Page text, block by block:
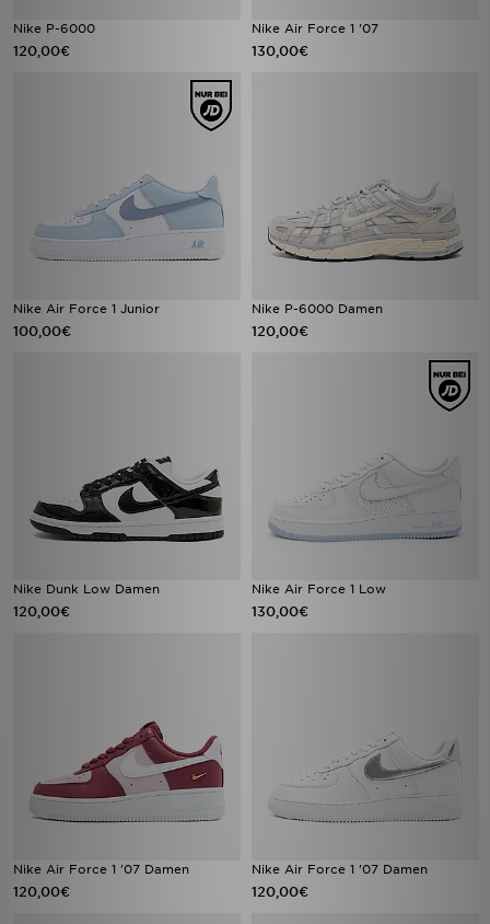
Nike P-6000
120,00€
Nike Air Force 1 '07
130,00€
Nike Air Force 1 Junior
100,00€
Nike P-6000 Damen
120,00€
Nike Dunk Low Damen
120,00€
Nike Air Force 1 Low
130,00€
Nike Air Force 1 '07 Damen
120,00€
Nike Air Force 1 '07 Damen
120,00€